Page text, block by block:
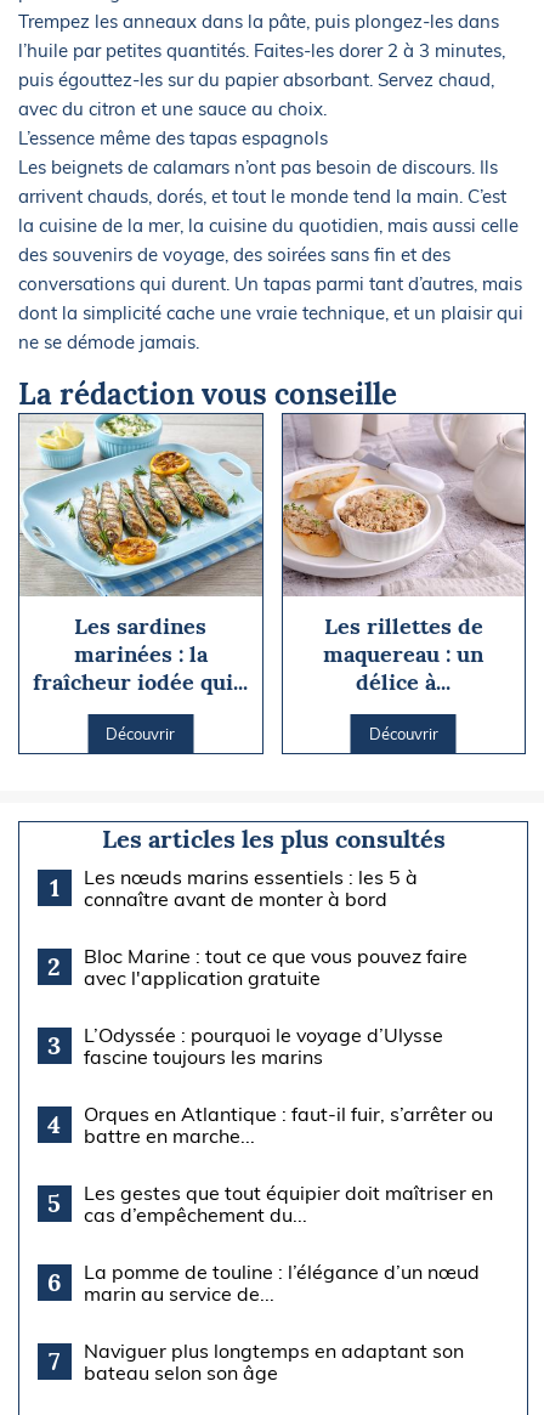
Trempez les anneaux dans la pâte, puis plongez-les dans
l’huile par petites quantités. Faites-les dorer 2 à 3 minutes,
puis égouttez-les sur du papier absorbant. Servez chaud,
avec du citron et une sauce au choix.
L’essence même des tapas espagnols
Les beignets de calamars n’ont pas besoin de discours. Ils
arrivent chauds, dorés, et tout le monde tend la main. C’est
la cuisine de la mer, la cuisine du quotidien, mais aussi celle
des souvenirs de voyage, des soirées sans fin et des
conversations qui durent. Un tapas parmi tant d’autres, mais
dont la simplicité cache une vraie technique, et un plaisir qui
ne se démode jamais.
La rédaction vous conseille
Les sardines
marinées : la
fraîcheur iodée qui...
Découvrir
Les rillettes de
maquereau : un
délice à...
Découvrir
Les articles les plus consultés
1
Les nœuds marins essentiels : les 5 à
connaître avant de monter à bord
2
Bloc Marine : tout ce que vous pouvez faire
avec l'application gratuite
3
L’Odyssée : pourquoi le voyage d’Ulysse
fascine toujours les marins
4
Orques en Atlantique : faut-il fuir, s’arrêter ou
battre en marche...
5
Les gestes que tout équipier doit maîtriser en
cas d’empêchement du...
6
La pomme de touline : l’élégance d’un nœud
marin au service de...
7
Naviguer plus longtemps en adaptant son
bateau selon son âge